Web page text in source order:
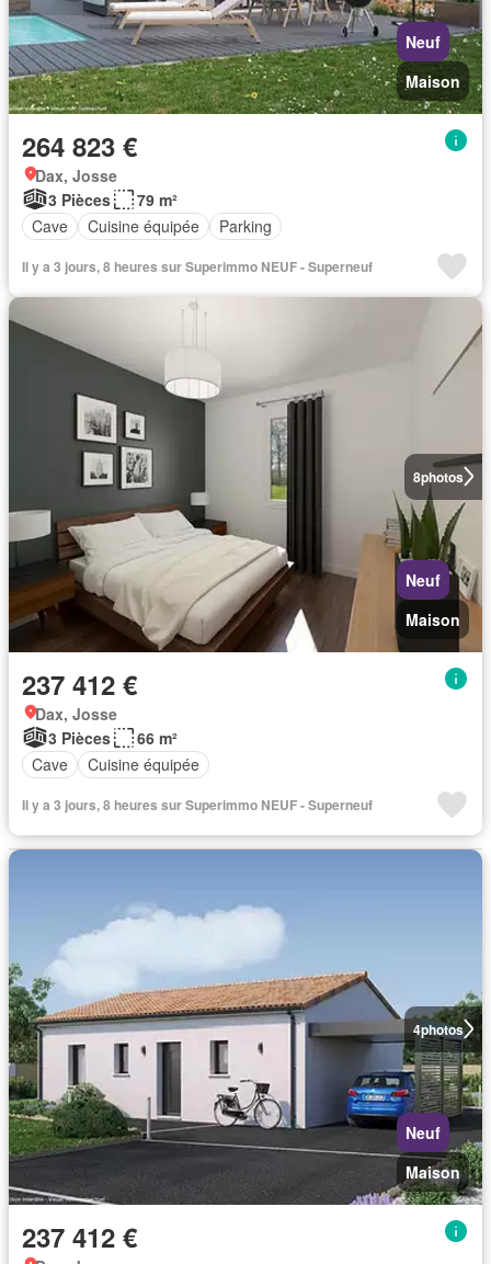
Neuf
Maison
264 823 €
Dax, Josse
3 Pièces
79 m²
Cave
Cuisine équipée Parking
Il y a 3 jours, 8 heures sur Superimmo NEUF - Superneuf
8photos
Neuf
Maison
237 412 €
Dax, Josse
3 Pièces
66 m²
Cave
Cuisine équipée
Il y a 3 jours, 8 heures sur Superimmo NEUF - Superneuf
4photos
Neuf
Maison
237 412 €